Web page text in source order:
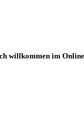
willkommen im